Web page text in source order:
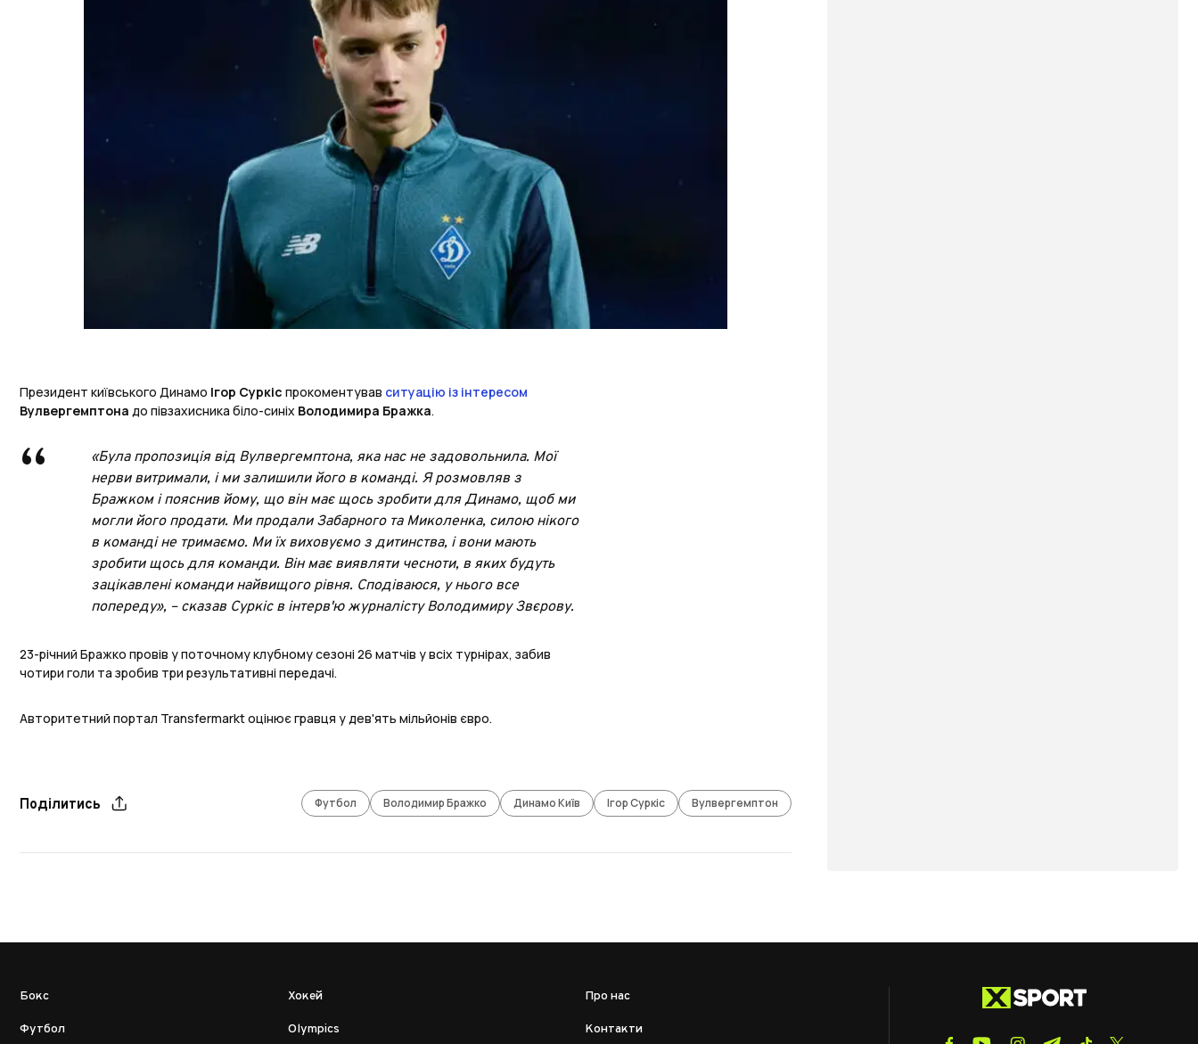
Президент київського Динамо Ігор Суркіс прокоментував ситуацію із інтересом
Вулвергемптона до півзахисника біло-синіх Володимира Бражка.
«Була пропозиція від Вулвергемптона, яка нас не задовольнила. Мої
нерви витримали, і ми залишили його в команді. Я розмовляв з
Бражком і пояснив йому, що він має щось зробити для Динамо, щоб ми
могли його продати. Ми продали Забарного та Миколенка, силою нікого
в команді не тримаємо. Ми їх виховуємо з дитинства, і вони мають
зробити щось для команди. Він має виявляти чесноти, в яких будуть
зацікавлені команди найвищого рівня. Сподіваюся, у нього все
попереду», – сказав Суркіс в інтерв'ю журналісту Володимиру Звєрову.
23-річний Бражко провів у поточному клубному сезоні 26 матчів у всіх турнірах, забив
чотири голи та зробив три результативні передачі.
Авторитетний портал Transfermarkt оцінює гравця у дев'ять мільйонів євро.
Поділитись Футбол Володимир Бражко Динамо Київ Ігор Суркіс Вулвергемптон
Бокс
Футбол
Хокей
Olympics
Про нас
Контакти